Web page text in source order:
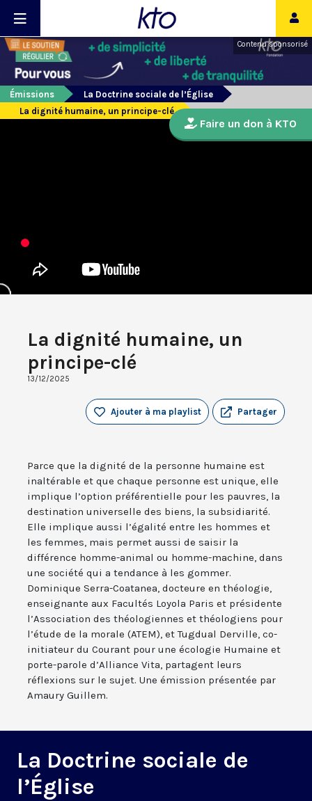
Contenu sponsorisé
Émissions
La Doctrine sociale de l’Église
La dignité humaine, un principe-clé
La dignité humaine, un
principe-clé
13/12/2025
Partager
Ajouter à ma playlist
Parce que la dignité de la personne humaine est
inaltérable et que chaque personne est unique, elle
implique l’option préférentielle pour les pauvres, la
destination universelle des biens, la subsidiarité.
Elle implique aussi l’égalité entre les hommes et
les femmes, mais permet aussi de saisir la
différence homme-animal ou homme-machine, dans
une société qui a tendance à les gommer.
Dominique Serra-Coatanea, docteure en théologie,
enseignante aux Facultés Loyola Paris et présidente
l’Association des théologiennes et théologiens pour
l’étude de la morale (ATEM), et Tugdual Derville, co-
initiateur du Courant pour une écologie Humaine et
porte-parole d’Alliance Vita, partagent leurs
réflexions sur le sujet. Une émission présentée par
Amaury Guillem.
La Doctrine sociale de
l’Église
Faire un don à KTO